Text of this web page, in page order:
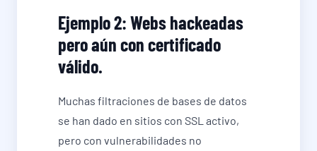
Ejemplo 2: Webs hackeadas
pero aún con certificado
válido.
Muchas filtraciones de bases de datos
se han dado en sitios con SSL activo,
pero con vulnerabilidades no